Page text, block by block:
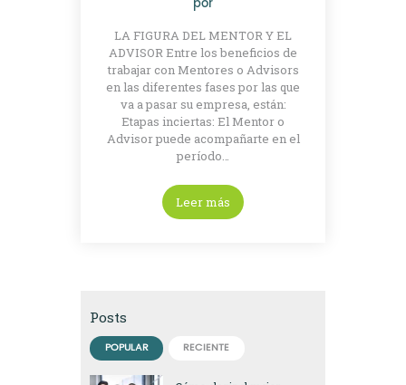
por
LA FIGURA DEL MENTOR Y EL
ADVISOR Entre los beneficios de
trabajar con Mentores o Advisors
en las diferentes fases por las que
va a pasar su empresa, están:
Etapas inciertas: El Mentor o
Advisor puede acompañarte en el
período…
Leer más
Posts
POPULAR RECIENTE